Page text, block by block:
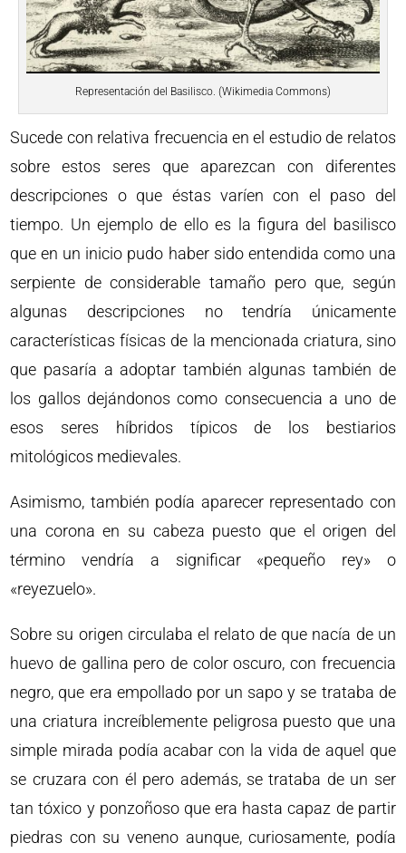
Representación del Basilisco. (Wikimedia Commons)
Sucede con relativa frecuencia en el estudio de relatos
sobre estos seres que aparezcan con diferentes
descripciones o que éstas varíen con el paso del
tiempo. Un ejemplo de ello es la figura del basilisco
que en un inicio pudo haber sido entendida como una
serpiente de considerable tamaño pero que, según
algunas descripciones no tendría únicamente
características físicas de la mencionada criatura, sino
que pasaría a adoptar también algunas también de
los gallos dejándonos como consecuencia a uno de
esos seres híbridos típicos de los bestiarios
mitológicos medievales.
Asimismo, también podía aparecer representado con
una corona en su cabeza puesto que el origen del
término vendría a significar «pequeño rey» o
«reyezuelo».
Sobre su origen circulaba el relato de que nacía de un
huevo de gallina pero de color oscuro, con frecuencia
negro, que era empollado por un sapo y se trataba de
una criatura increíblemente peligrosa puesto que una
simple mirada podía acabar con la vida de aquel que
se cruzara con él pero además, se trataba de un ser
tan tóxico y ponzoñoso que era hasta capaz de partir
piedras con su veneno aunque, curiosamente, podía